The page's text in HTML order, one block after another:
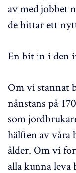
av med jobbet
de hittar ett
En bit in i den
Om vi stannat
nånstans på
som
hälften av våra
ålder. Om vi
alla kunna leva